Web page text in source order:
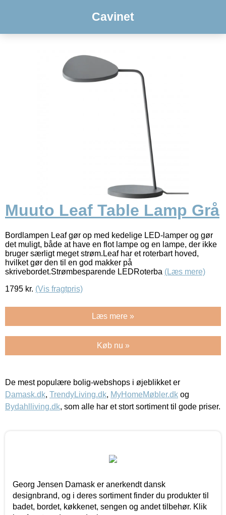
Cavinet
Muuto Leaf Table Lamp Grå
Bordlampen Leaf gør op med kedelige LED-lamper og gør
det muligt, både at have en flot lampe og en lampe, der ikke
bruger særligt meget strøm.Leaf har et roterbart hoved,
hvilket gør den til en god makker på
skrivebordet.Strømbesparende LEDRoterba (Læs mere)
1795 kr. (Vis fragtpris)
Læs mere »
Køb nu »
De mest populære bolig-webshops i øjeblikket er
Damask.dk, TrendyLiving.dk, MyHomeMøbler.dk og
Bydahlliving.dk, som alle har et stort sortiment til gode priser.
Georg Jensen Damask er anerkendt dansk
designbrand, og i deres sortiment finder du produkter til
badet, bordet, køkkenet, sengen og andet tilbehør. Klik